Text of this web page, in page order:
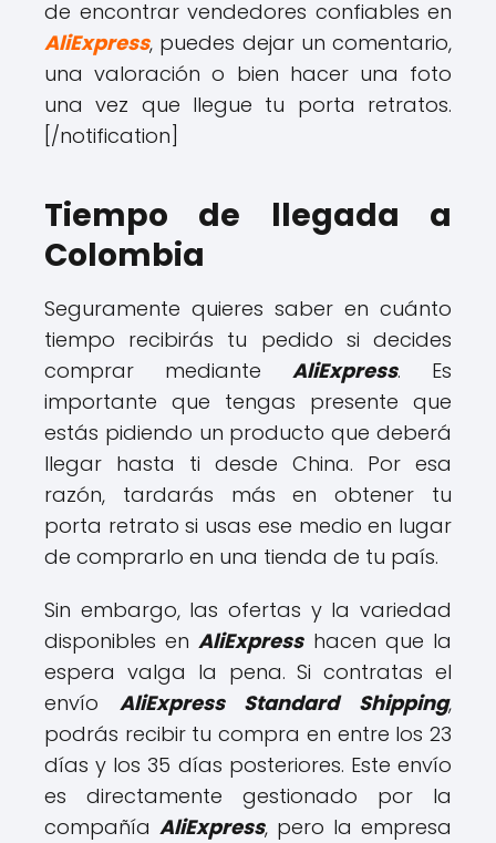
de encontrar vendedores confiables en
AliExpress, puedes dejar un comentario,
una valoración o bien hacer una foto
una vez que llegue tu porta retratos.
[/notification]
Tiempo de llegada a
Colombia
Seguramente quieres saber en cuánto
tiempo recibirás tu pedido si decides
comprar mediante AliExpress. Es
importante que tengas presente que
estás pidiendo un producto que deberá
llegar hasta ti desde China. Por esa
razón, tardarás más en obtener tu
porta retrato si usas ese medio en lugar
de comprarlo en una tienda de tu país.
Sin embargo, las ofertas y la variedad
disponibles enAliExpresshacen que la
espera valga la pena. Si contratas el
envío AliExpress Standard Shipping,
podrás recibir tu compra en entre los 23
días y los 35 días posteriores. Este envío
es directamente gestionado por la
compañía AliExpress, pero la empresa